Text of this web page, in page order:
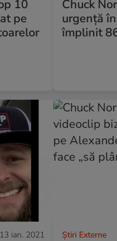
10
pe
Chuck
urgență
împlinit
13 ian. 2021 Știri Externe